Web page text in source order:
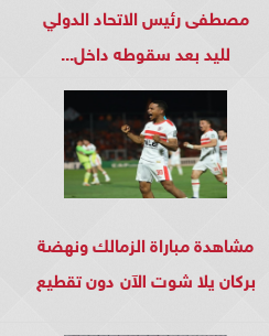
مصطفى رئيس الاتحاد الدولي
لليد بعد سقوطه داخل...
مشاهدة مباراة الزمالك ونهضة
بركان يلا شوت الآن دون تقطيع